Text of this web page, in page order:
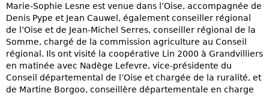
Marie-Sophie Lesne est venue dans l’Oise, accompagnée de
Denis Pype et Jean Cauwel, également conseiller régional
de l’Oise et de Jean-Michel Serres, conseiller régional de la
Somme, chargé de la commission agriculture au Conseil
régional. Ils ont visité la coopérative Lin 2000 à Grandvilliers
en matinée avec Nadège Lefevre, vice-présidente du
Conseil départemental de l’Oise et chargée de la ruralité, et
de Martine Borgoo, conseillère départementale en charge